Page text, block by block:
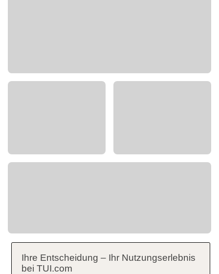
Ihre Entscheidung – Ihr Nutzungserlebnis
bei TUI.com